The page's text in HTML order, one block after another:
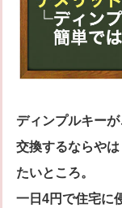
ディンプルキーが
交換するならや
たいところ。
一日4円で住宅に